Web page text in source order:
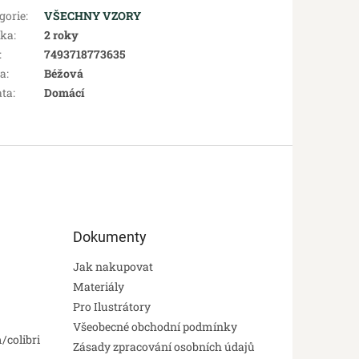
:
VŠECHNY VZORY
:
2 roky
:
7493718773635
:
Béžová
: Domácí
colibri
Dokumenty
Jak nakupovat
Materiály
Pro Ilustrátory
Všeobecné obchodní podmínky
Zásady zpracování osobních údajů